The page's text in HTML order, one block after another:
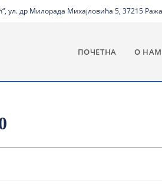
ул. др Милорада Михајловића 5, 37215
ПОЧЕТНА О